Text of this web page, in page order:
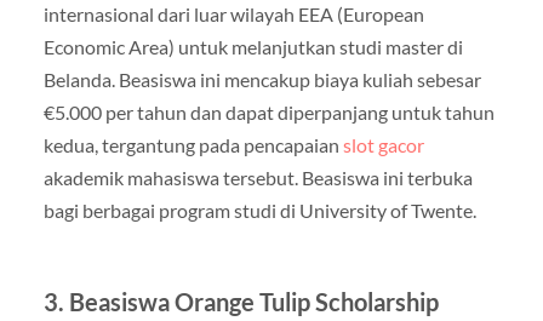
internasional dari luar wilayah EEA (European
Economic Area) untuk melanjutkan studi master di
Belanda. Beasiswa ini mencakup biaya kuliah sebesar
€5.000 per tahun dan dapat diperpanjang untuk tahun
kedua, tergantung pada pencapaian slot gacor
akademik mahasiswa tersebut. Beasiswa ini terbuka
bagi berbagai program studi di University of Twente.
3. Beasiswa Orange Tulip Scholarship